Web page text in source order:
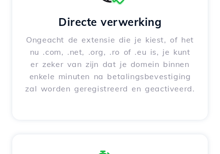
Directe verwerking
Ongeacht de extensie die je kiest, of het
nu .com, .net, .org, .ro of .eu is, je kunt
er zeker van zijn dat je domein binnen
enkele minuten na betalingsbevestiging
zal worden geregistreerd en geactiveerd.